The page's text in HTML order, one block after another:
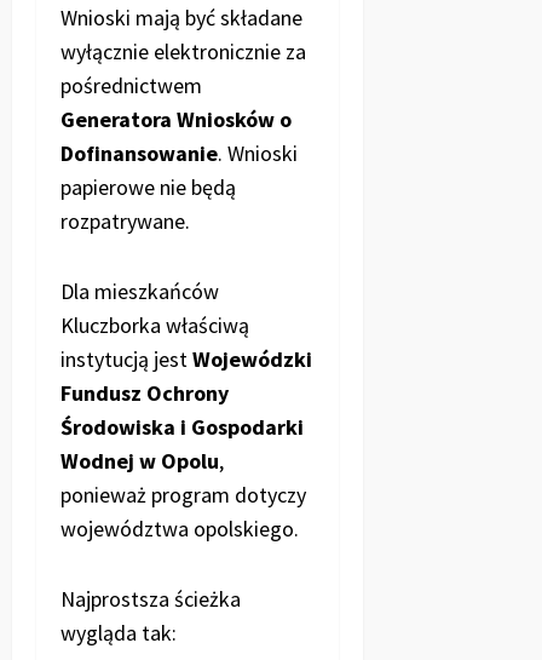
Wnioski mają być składane
wyłącznie elektronicznie za
pośrednictwem
Generatora Wniosków o
Dofinansowanie. Wnioski
papierowe nie będą
rozpatrywane.
Dla mieszkańców
Kluczborka właściwą
instytucją jestWojewódzki
Fundusz Ochrony
Środowiska i Gospodarki
Wodnej w Opolu,
ponieważ program dotyczy
województwa opolskiego.
Najprostsza ścieżka
wygląda tak: